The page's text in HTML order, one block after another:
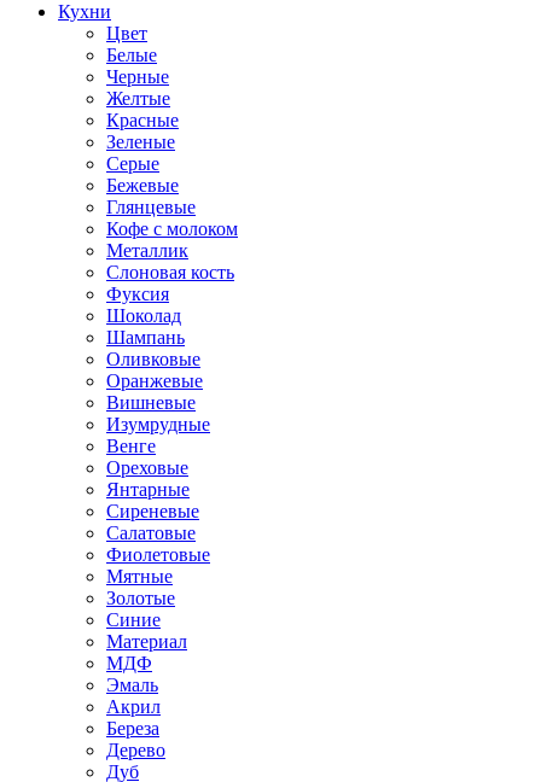
Кухни
Цвет
Белые
Черные
Желтые
Красные
Зеленые
Серые
Бежевые
Глянцевые
Кофе с молоком
Металлик
Слоновая кость
Фуксия
Шоколад
Шампань
Оливковые
Оранжевые
Вишневые
Изумрудные
Венге
Ореховые
Янтарные
Сиреневые
Салатовые
Фиолетовые
Мятные
Золотые
Синие
Материал
МДФ
Эмаль
Акрил
Береза
Дерево
Дуб